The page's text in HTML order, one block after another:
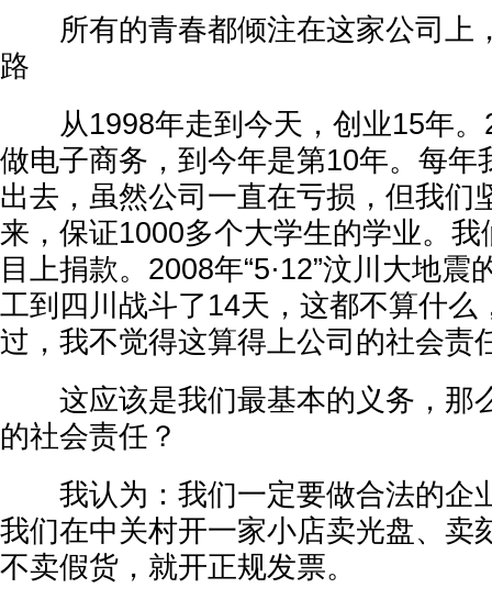
所有的青春都倾注在这家公司上
路
从1998年走到今天，创业15年。
做电子商务，到今年是第10年。每年
出去，虽然公司一直在亏损，但我们
来，保证1000多个大学生的学业。
目上捐款。2008年“5·12”汶川大地
工到四川战斗了14天，这都不算什么
过，我不觉得这算得上公司的社会责
这应该是我们最基本的义务，那
的社会责任？
我认为：我们一定要做合法的企
我们在中关村开一家小店卖光盘、卖
不卖假货，就开正规发票。